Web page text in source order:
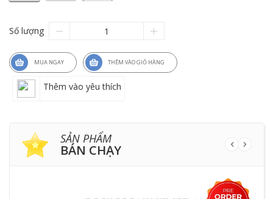
Số lượng
MUA NGAY THÊM VÀO GIỎ HÀNG
Thêm vào yêu thích
SẢN PHẨM
BÁN CHẠY